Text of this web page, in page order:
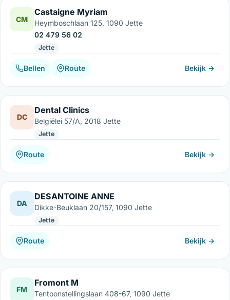
CM
Castaigne Myriam
Heymboschlaan 125, 1090 Jette
02 479 56 02
Jette
Bellen Route Bekijk →
DC
Dental Clinics
Belgiëlei 57/A, 2018 Jette
Jette
Route Bekijk →
DA
DESANTOINE ANNE
Dikke-Beuklaan 20/157, 1090 Jette
Jette
Route Bekijk →
FM
Fromont M
Tentoonstellingslaan 408-67, 1090 Jette